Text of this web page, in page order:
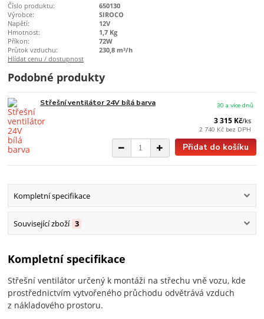
Číslo produktu:
650130
Výrobce:
SIROCO
Napětí:
12V
Hmotnost:
1,7 Kg
Příkon:
72W
Průtok vzduchu:
230,8 m³/h
Hlídat cenu / dostupnost
Podobné produkty
Střešní ventilátor 24V bílá barva
3 315 Kč/ks
2 740 Kč bez DPH
30 a více dnů
Přidat do košíku
Kompletní specifikace
Související zboží 3
Kompletní specifikace
Střešní ventilátor určený k montáži na střechu vně vozu, kde
prostřednictvím vytvořeného průchodu odvětrává vzduch
z nákladového prostoru.